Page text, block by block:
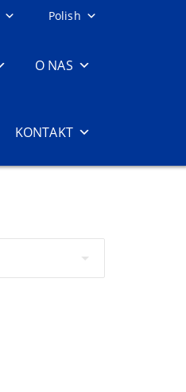
Polish
O NAS
KONTAKT